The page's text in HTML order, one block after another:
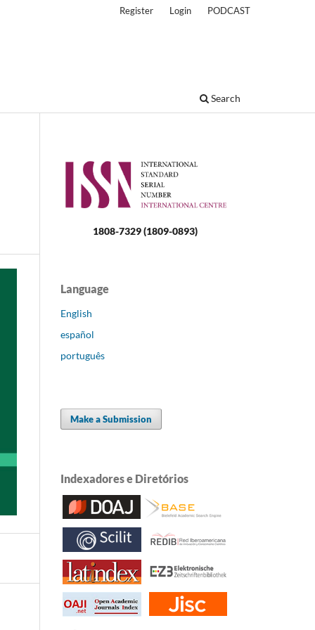
Search
Register Login PODCAST
1808-7329 (1809-0893)
Language
English
español
português
Make a Submission
Indexadores e Diretórios